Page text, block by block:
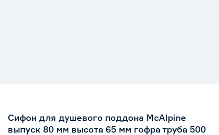
Сифон для душевого поддона MсAlрinе
выпуск 80 мм высота 65 мм гофра труба 500